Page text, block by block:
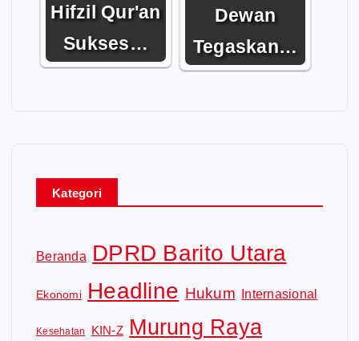
Hifzil Qur'an
Sukses…
Dewan
Tegaskan…
Kategori
Beranda DPRD Barito Utara
Ekonomi Headline Hukum Internasional
Kesehatan KIN-Z Murung Raya